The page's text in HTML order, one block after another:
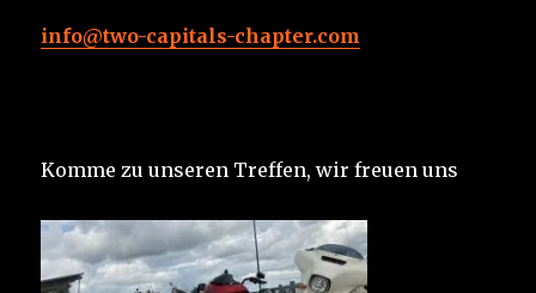
info@two-capitals-chapter.com
Komme zu unseren Treffen, wir freuen uns